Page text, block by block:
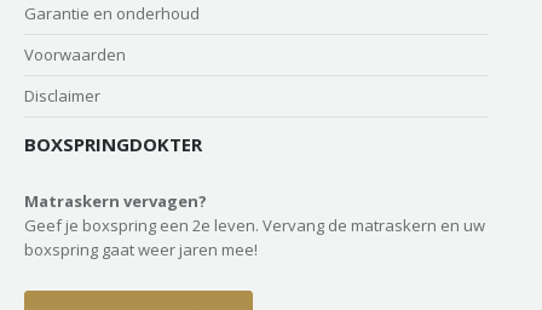
Garantie en onderhoud
Voorwaarden
Disclaimer
BOXSPRINGDOKTER
Matraskern vervagen?
Geef je boxspring een 2e leven. Vervang de matraskern en uw
boxspring gaat weer jaren mee!